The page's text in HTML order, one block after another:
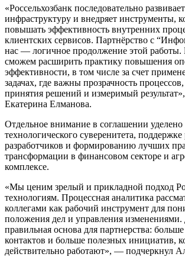
«Россельхозбанк последовательно
инфраструктуру и внедряет инструменты,
повышать эффективность внутренних
клиентских сервисов. Партнёрство с
нас — логичное продолжение этой
сможем расширить практику повышения
эффективности, в том числе за счет
задачах, где важны прозрачность процессов,
принятия решений и измеримый
Екатерина Елманова.
Отдельное внимание в соглашении
технологического суверенитета,
разработчиков и формированию лучших
трансформации в финансовом секторе и
комплексе.
«Мы ценим зрелый и прикладной подход
технологиям. Процессная аналитика
коллегами как рабочий инструмент для
положения дел и управления изменениями.
правильная основа для партнерства:
контактов и больше полезных инициатив,
действительно работают», — подчеркнул